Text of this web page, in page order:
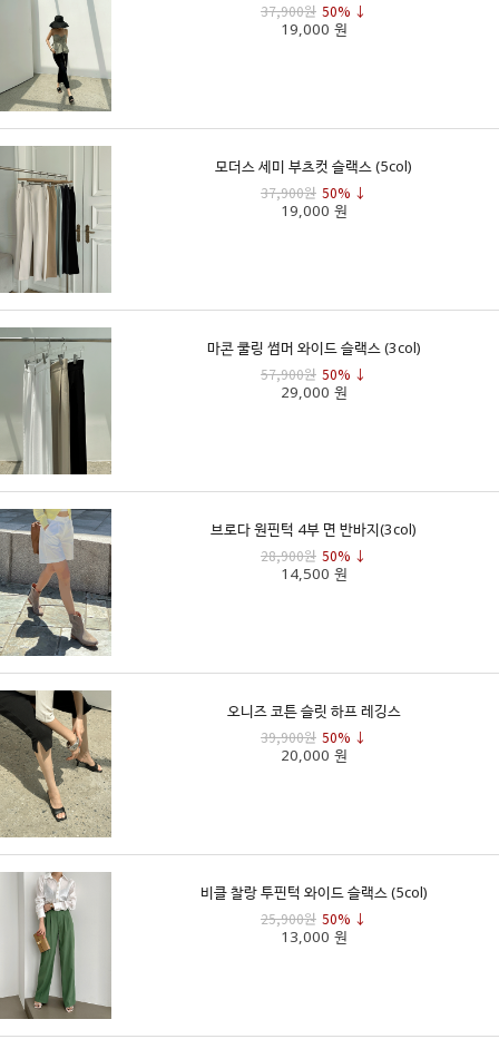
37,900원 50% ↓
19,000 원
모더스 세미 부츠컷 슬랙스 (5col)
37,900원 50% ↓
19,000 원
마콘 쿨링 썸머 와이드 슬랙스 (3col)
57,900원 50% ↓
29,000 원
브로다 원핀턱 4부 면 반바지(3col)
28,900원 50% ↓
14,500 원
오니즈 코튼 슬릿 하프 레깅스
39,900원 50% ↓
20,000 원
비클 찰랑 투핀턱 와이드 슬랙스 (5col)
25,900원 50% ↓
13,000 원